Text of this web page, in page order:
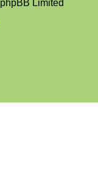
Limited